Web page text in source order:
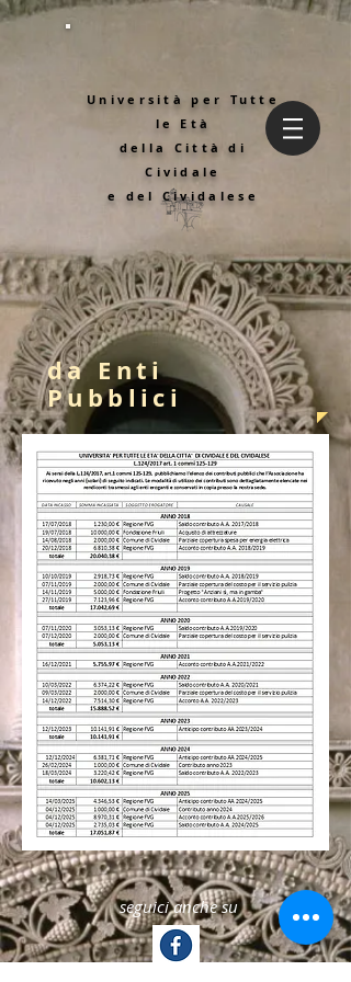
Università per Tutte
le Età
della Città di
Cividale
e del Cividalese
da Enti
Pubblici
seguici anche su